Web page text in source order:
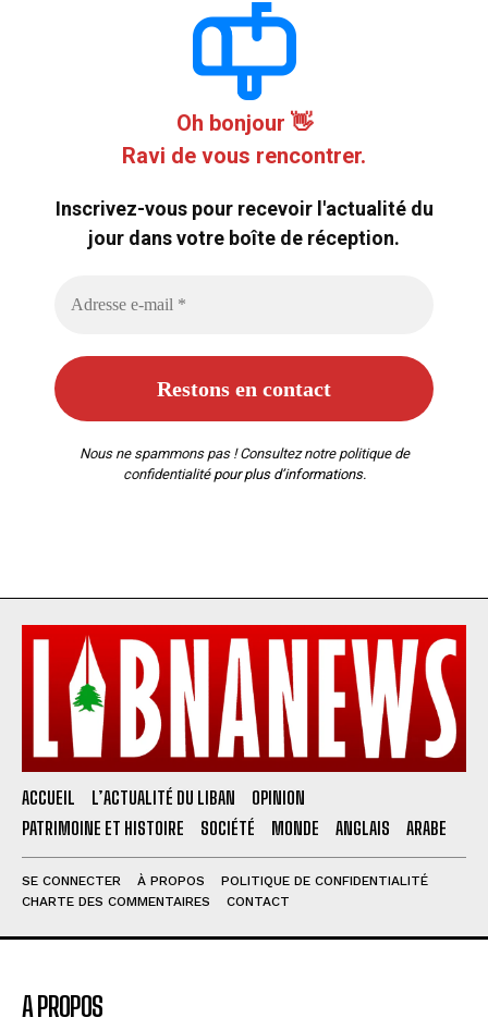
Oh bonjour 👋
Ravi de vous rencontrer.
Inscrivez-vous pour recevoir l'actualité du
jour dans votre boîte de réception.
Nous ne spammons pas ! Consultez notre politique de
confidentialitépour plus d’informations.
ACCUEIL L’ACTUALITÉ DU LIBAN
OPINION
PATRIMOINE ET HISTOIRE
SOCIÉTÉ MONDE ANGLAIS ARABE
SE CONNECTER À PROPOS
POLITIQUE DE CONFIDENTIALITÉ
CHARTE DES COMMENTAIRES
CONTACT
A PROPOS